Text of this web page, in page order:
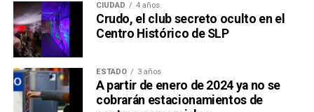
CIUDAD 4 años
Crudo, el club secreto oculto en el
Centro Histórico de SLP
ESTADO 3 años
A partir de enero de 2024 ya no se
cobrarán estacionamientos de